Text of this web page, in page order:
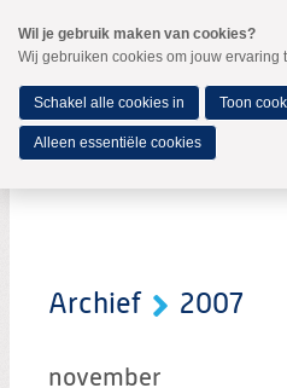
naar
Spring
de
inhoud
Spring
naar
Archief 2007
november
Wil je gebruik maken van cookies?
Wij gebruiken cookies om jouw ervaring
Schakel alle cookies in Toon
Alleen essentiële cookies